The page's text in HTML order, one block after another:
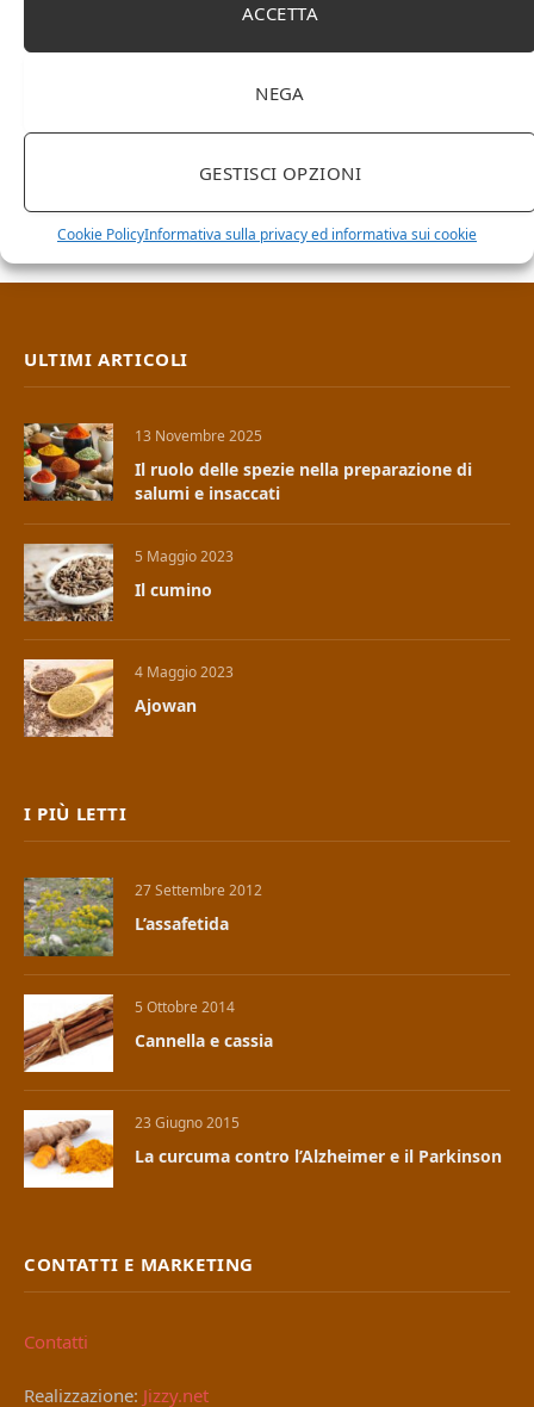
ACCETTA
NEGA
GESTISCI OPZIONI
Cookie PolicyInformativa sulla privacy ed informativa sui cookie
ULTIMI ARTICOLI
13 Novembre 2025
Il ruolo delle spezie nella preparazione di
salumi e insaccati
5 Maggio 2023
Il cumino
4 Maggio 2023
Ajowan
I PIÙ LETTI
27 Settembre 2012
L’assafetida
5 Ottobre 2014
Cannella e cassia
23 Giugno 2015
La curcuma contro l’Alzheimer e il Parkinson
CONTATTI E MARKETING
Contatti
Realizzazione: Jizzy.net